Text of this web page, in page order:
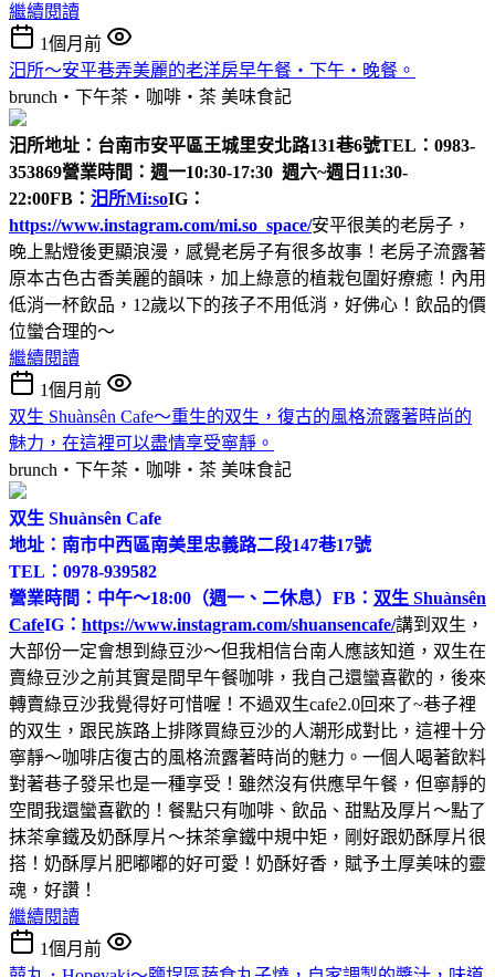
繼續閱讀
1個月前
汨所～安平巷弄美麗的老洋房早午餐‧下午‧晚餐。
brunch‧下午茶‧咖啡‧茶 美味食記
汨所地址：台南市安平區王城里安北路131巷6號TEL：0983-
353869營業時間：週一10:30-17:30 週六~週日11:30-
22:00FB： 汨所Mi:soIG：
https://www.instagram.com/mi.so_space/安平很美的老房子，
晚上點燈後更顯浪漫，感覺老房子有很多故事！老房子流露著
原本古色古香美麗的韻味，加上綠意的植栽包圍好療癒！內用
低消一杯飲品，12歲以下的孩子不用低消，好佛心！飲品的價
位蠻合理的～
繼續閱讀
1個月前
双生 Shuànsên Cafe～重生的双生，復古的風格流露著時尚的
魅力，在這裡可以盡情享受寧靜。
brunch‧下午茶‧咖啡‧茶 美味食記
双生 Shuànsên Cafe
地址：南市中西區南美里忠義路二段147巷17號
TEL：0978-939582
營業時間：中午～18:00（週一、二休息） FB： 双生 Shuànsên
CafeIG： https://www.instagram.com/shuansencafe/講到双生，
大部份一定會想到綠豆沙～但我相信台南人應該知道，双生在
賣綠豆沙之前其實是間早午餐咖啡，我自己還蠻喜歡的，後來
轉賣綠豆沙我覺得好可惜喔！不過双生cafe2.0回來了~巷子裡
的双生，跟民族路上排隊買綠豆沙的人潮形成對比，這裡十分
寧靜～咖啡店復古的風格流露著時尚的魅力。一個人喝著飲料
對著巷子發呆也是一種享受！雖然沒有供應早午餐，但寧靜的
空間我還蠻喜歡的！餐點只有咖啡、飲品、甜點及厚片～點了
抹茶拿鐵及奶酥厚片～抹茶拿鐵中規中矩，剛好跟奶酥厚片很
搭！奶酥厚片肥嘟嘟的好可愛！奶酥好香，賦予土厚美味的靈
魂，好讚！
繼續閱讀
1個月前